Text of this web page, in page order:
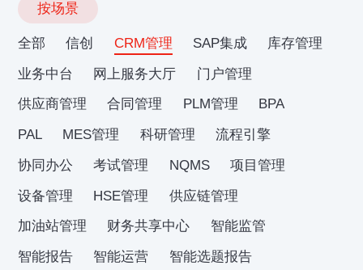
按场景
全部 信创 CRM管理 SAP集成
库存管理
业务中台
网上服务大厅
门户管理
供应商管理
合同管理 PLM管理
BPA
PAL
MES管理 科研管理
流程引擎
协同办公
考试管理 NQMS
项目管理
设备管理
HSE管理
供应链管理
加油站管理
财务共享中心
智能监管
智能报告
智能运营 智能选题报告